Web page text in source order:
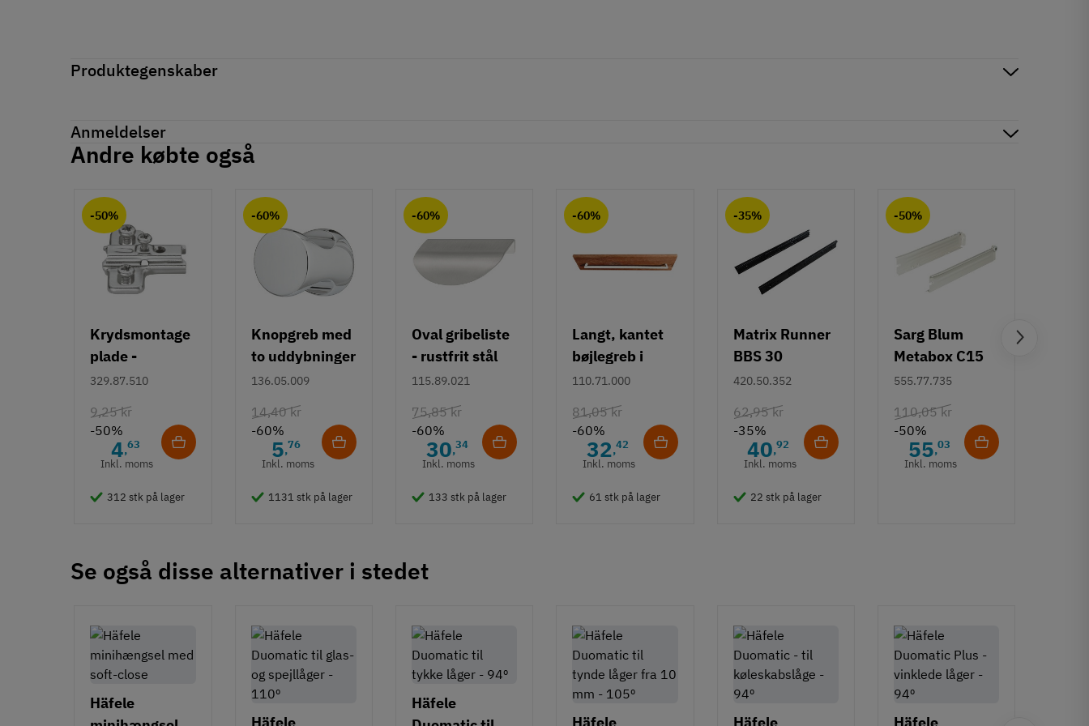
Produktegenskaber
Tilstand Ny
Anmeldelser
Andre købte også
-50%
Krydsmontage
plade -
Duomatic SL -
329.87.510
9,25 kr
-50%
4,63
Inkl. moms
312 stk på lager
-60%
Knopgreb med
to uddybninger
- rustfrit stål
136.05.009
14,40 kr
-60%
5,76
Inkl. moms
1131 stk på lager
-60%
Oval gribeliste
- rustfrit stål
115.89.021
75,85 kr
-60%
30,34
Inkl. moms
133 stk på lager
-60%
Langt, kantet
bøjlegreb i
rustfrit stål m/
- 490 mm
110.71.000
81,05 kr
-60%
32,42
Inkl. moms
61 stk på lager
-35%
Matrix Runner
BBS 30
kugleudtræk -
420.50.352
62,95 kr
-35%
40,92
Inkl. moms
22 stk på lager
-50%
Sarg Blum
Metabox C15
320 M - højde
555.77.735
110,05 kr
-50%
55,03
Inkl. moms
Se også disse alternativer i stedet
Häfele
Häfele